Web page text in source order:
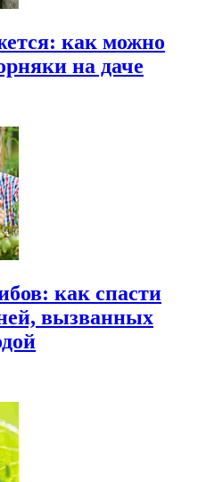
как можно
на даче
как спасти
вызванных